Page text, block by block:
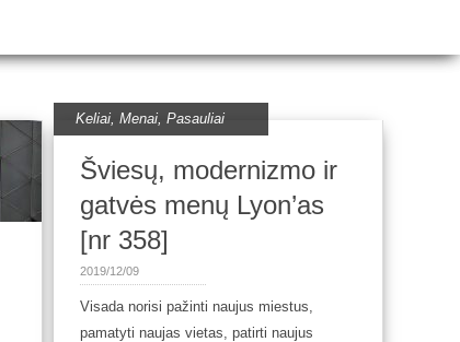
Keliai,Menai,Pasauliai
Šviesų, modernizmo ir
gatvės menų Lyon’as
[nr 358]
2019/12/09
Visada norisi pažinti naujus miestus,
pamatyti naujas vietas, patirti naujus